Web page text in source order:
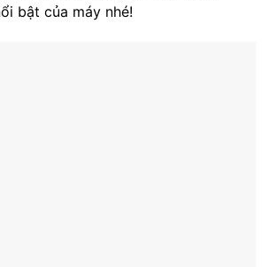
bật của máy nhé!